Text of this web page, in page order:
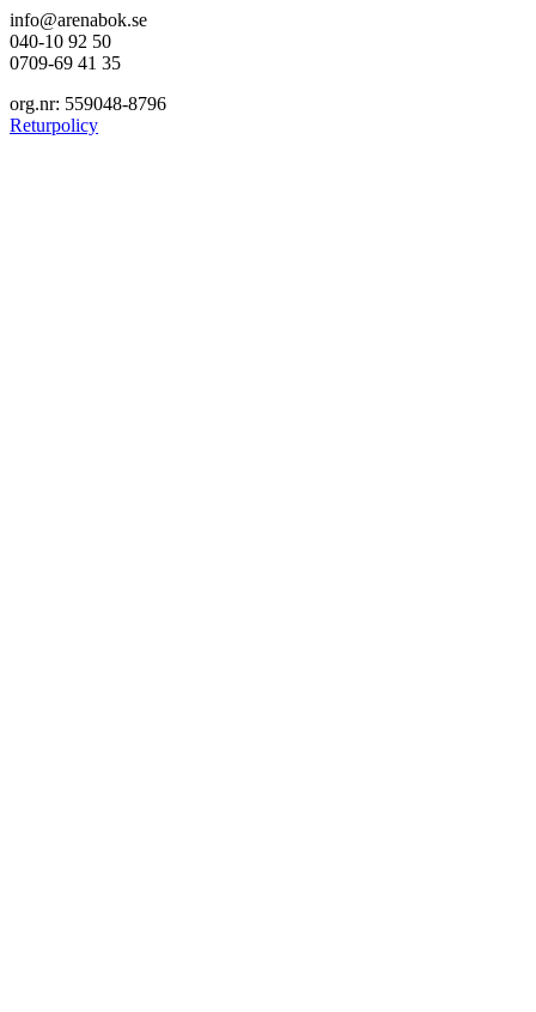
info@arenabok.se
040-10 92 50
0709-69 41 35
org.nr: 559048-8796
Returpolicy